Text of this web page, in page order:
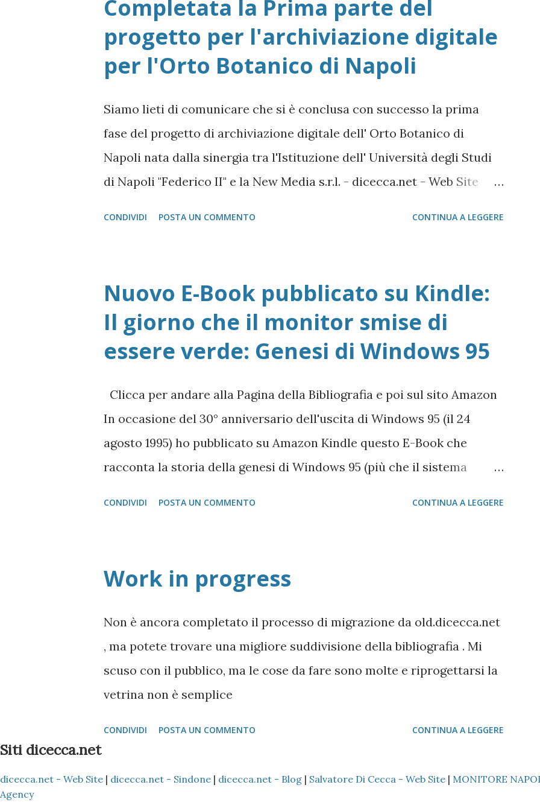
Completata la Prima parte del
progetto per l'archiviazione digitale
per l'Orto Botanico di Napoli
Siamo lieti di comunicare che si è conclusa con successo la prima
fase del progetto di archiviazione digitale dell' Orto Botanico di
Napoli nata dalla sinergia tra l'Istituzione dell' Università degli Studi
di Napoli "Federico II" e la New Media s.r.l. - dicecca.net - Web Site
CONDIVIDI POSTA UN COMMENTO CONTINUA A LEGGERE
Nuovo E-Book pubblicato su Kindle:
Il giorno che il monitor smise di
essere verde: Genesi di Windows 95
Clicca per andare alla Pagina della Bibliografia e poi sul sito Amazon
In occasione del 30° anniversario dell'uscita di Windows 95 (il 24
agosto 1995) ho pubblicato su Amazon Kindle questo E-Book che
racconta la storia della genesi di Windows 95 (più che il sistema
CONDIVIDI POSTA UN COMMENTO CONTINUA A LEGGERE
Work in progress
Non è ancora completato il processo di migrazione da old.dicecca.net
, ma potete trovare una migliore suddivisione della bibliografia . Mi
scuso con il pubblico, ma le cose da fare sono molte e riprogettarsi la
vetrina non è semplice
CONDIVIDI POSTA UN COMMENTO CONTINUA A LEGGERE
Siti dicecca.net
dicecca.net - Web Site | dicecca.net - Sindone | dicecca.net - Blog | Salvatore Di Cecca - Web Site | MONITORE
Agency